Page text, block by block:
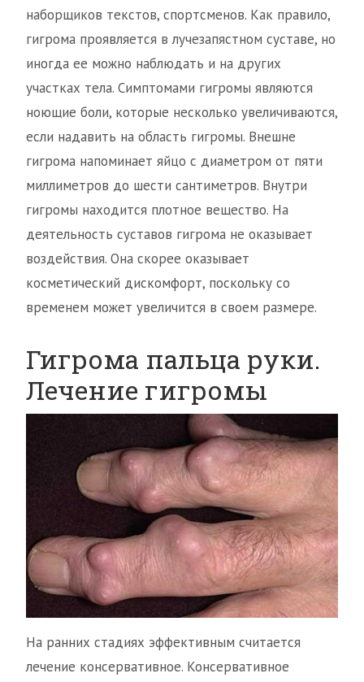
наборщиков текстов, спортсменов. Как правило,
гигрома проявляется в лучезапястном суставе, но
иногда ее можно наблюдать и на других
участках тела. Симптомами гигромы являются
ноющие боли, которые несколько увеличиваются,
если надавить на область гигромы. Внешне
гигрома напоминает яйцо с диаметром от пяти
миллиметров до шести сантиметров. Внутри
гигромы находится плотное вещество. На
деятельность суставов гигрома не оказывает
воздействия. Она скорее оказывает
косметический дискомфорт, поскольку со
временем может увеличится в своем размере.
Гигрома пальца руки.
Лечение гигромы
На ранних стадиях эффективным считается
лечение консервативное. Консервативное